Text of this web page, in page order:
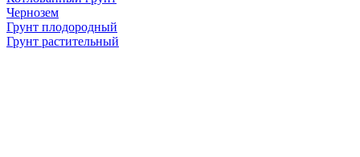
Чернозем
Грунт плодородный
Грунт растительный